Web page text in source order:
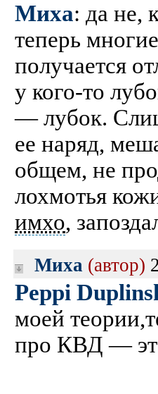
Миха: да не,
теперь
получается
у кого-то
— лубок.
ее наряд,
общем, не
лохмотья
имхо,
Миха (автор)
Peppi
моей
про КВД —